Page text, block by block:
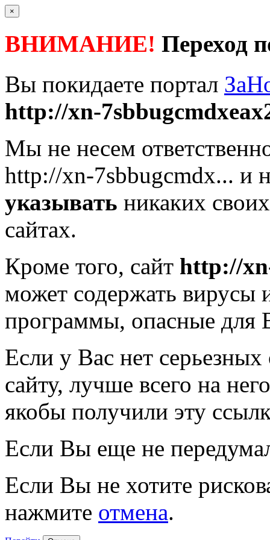
×
ВНИМАНИЕ! Переход
Вы покидаете портал
http://xn-
Мы не несем
http://xn-7sbbugcmdx... и
указывать никаких
сайтах.
Кроме того, сайт http://
может содержать вирусы
программы, опасные для
Если у Вас нет
сайту, лучше всего на
якобы получили эту
Если Вы еще не
Если Вы не хотите
нажмите отмена.